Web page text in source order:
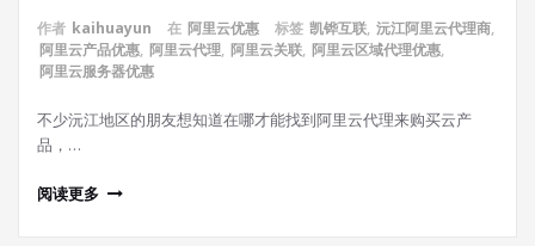
作者 kaihuayun 在 阿里云优惠 标签 凯铧互联, 沅江阿里云代理商,
阿里云产品优惠, 阿里云代理, 阿里云关联, 阿里云区域代理优惠,
阿里云服务器优惠
不少沅江地区的朋友想知道在哪才能找到阿里云代理来购买云产
品，…
阅读更多